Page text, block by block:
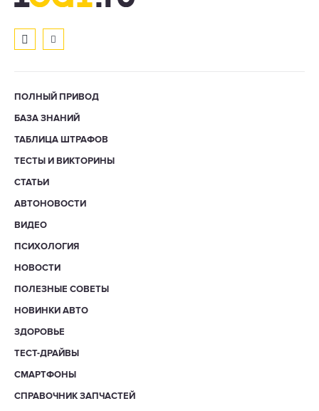
ПОЛНЫЙ ПРИВОД
БАЗА ЗНАНИЙ
ТАБЛИЦА ШТРАФОВ
ТЕСТЫ И ВИКТОРИНЫ
СТАТЬИ
АВТОНОВОСТИ
ВИДЕО
ПСИХОЛОГИЯ
НОВОСТИ
ПОЛЕЗНЫЕ СОВЕТЫ
НОВИНКИ АВТО
ЗДОРОВЬЕ
ТЕСТ-ДРАЙВЫ
СМАРТФОНЫ
СПРАВОЧНИК ЗАПЧАСТЕЙ